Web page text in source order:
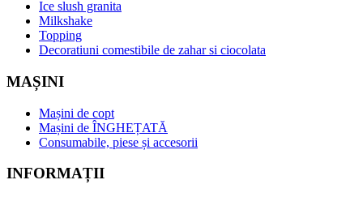
Ice slush granita
Milkshake
Topping
Decoratiuni comestibile de zahar si ciocolata
MAȘINI
Mașini de copt
Mașini de ÎNGHEȚATĂ
Consumabile, piese și accesorii
INFORMAȚII